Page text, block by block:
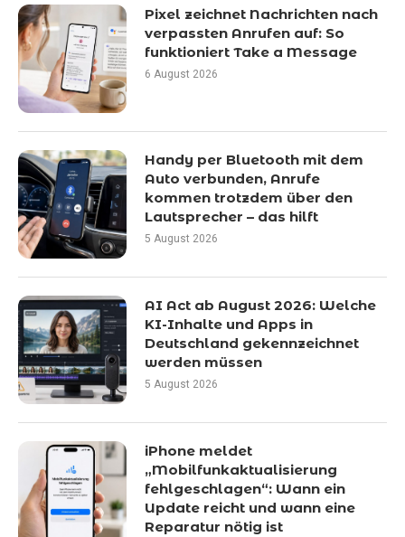
Pixel zeichnet Nachrichten nach
verpassten Anrufen auf: So
funktioniert Take a Message
6 August 2026
Handy per Bluetooth mit dem
Auto verbunden, Anrufe
kommen trotzdem über den
Lautsprecher – das hilft
5 August 2026
AI Act ab August 2026: Welche
KI-Inhalte und Apps in
Deutschland gekennzeichnet
werden müssen
5 August 2026
iPhone meldet
„Mobilfunkaktualisierung
fehlgeschlagen“: Wann ein
Update reicht und wann eine
Reparatur nötig ist